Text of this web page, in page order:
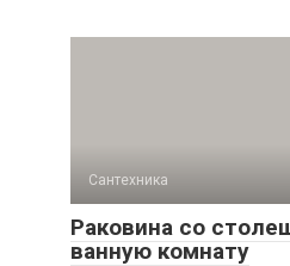
Сантехника
Раковина со
ванную комнату